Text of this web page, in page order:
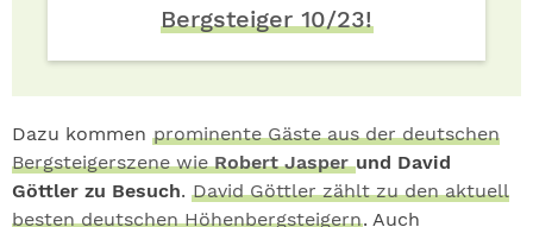
Bergsteiger 10/23!
Dazu kommen prominente Gäste aus der deutschen
Bergsteigerszene wieRobert Jasperund David
Göttler zu Besuch. David Göttler zählt zu den aktuell
besten deutschen Höhenbergsteigern. Auch